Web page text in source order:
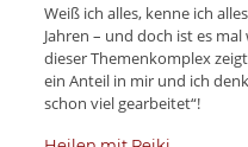
Weiß ich alles, kenne ich
Jahren – und doch ist es
dieser Themenkomplex
ein Anteil in mir und ich
schon viel gearbeitet“!